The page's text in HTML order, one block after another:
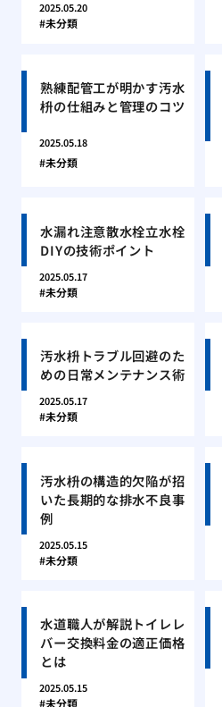
2025.05.20
未分類
熟練配管工が明かす汚水
枡の仕組みと管理のコツ
2025.05.18
未分類
水漏れ注意散水栓立水栓
DIYの技術ポイント
2025.05.17
未分類
汚水枡トラブル回避のた
めの日常メンテナンス術
2025.05.17
未分類
汚水枡の構造的欠陥が招
いた長期的な排水不良事
例
2025.05.15
未分類
水道職人が解説トイレレ
バー交換料金の適正価格
とは
2025.05.15
未分類